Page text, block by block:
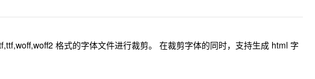
格式的字体文件进行裁剪。 在裁剪字体的同时，支持生成 html 字